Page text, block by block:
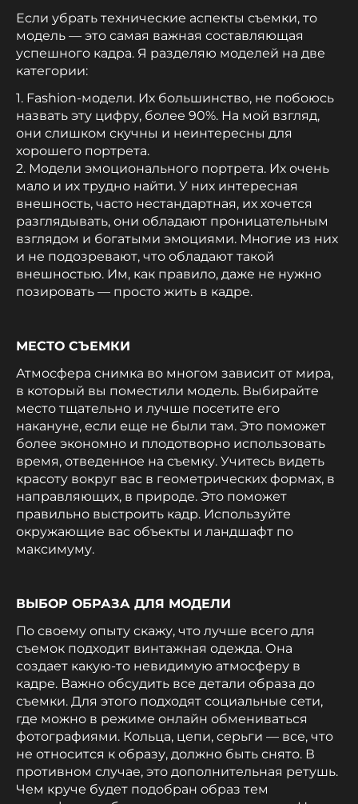
Если убрать технические аспекты съемки, то
модель — это самая важная составляющая
успешного кадра. Я разделяю моделей на две
категории:
1. Fashion-модели. Их большинство, не побоюсь
назвать эту цифру, более 90%. На мой взгляд,
они слишком скучны и неинтересны для
хорошего портрета.
2. Модели эмоционального портрета. Их очень
мало и их трудно найти. У них интересная
внешность, часто нестандартная, их хочется
разглядывать, они обладают проницательным
взглядом и богатыми эмоциями. Многие из них
и не подозревают, что обладают такой
внешностью. Им, как правило, даже не нужно
позировать — просто жить в кадре.
МЕСТО СЪЕМКИ
Атмосфера снимка во многом зависит от мира,
в который вы поместили модель. Выбирайте
место тщательно и лучше посетите его
накануне, если еще не были там. Это поможет
более экономно и плодотворно использовать
время, отведенное на съемку. Учитесь видеть
красоту вокруг вас в геометрических формах, в
направляющих, в природе. Это поможет
правильно выстроить кадр. Используйте
окружающие вас объекты и ландшафт по
максимуму.
ВЫБОР ОБРАЗА ДЛЯ МОДЕЛИ
По своему опыту скажу, что лучше всего для
съемок подходит винтажная одежда. Она
создает какую-то невидимую атмосферу в
кадре. Важно обсудить все детали образа до
съемки. Для этого подходят социальные сети,
где можно в режиме онлайн обмениваться
фотографиями. Кольца, цепи, серьги — все, что
не относится к образу, должно быть снято. В
противном случае, это дополнительная ретушь.
Чем круче будет подобран образ тем